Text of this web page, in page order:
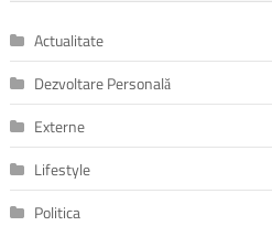
Actualitate
Dezvoltare Personală
Externe
Lifestyle
Politica